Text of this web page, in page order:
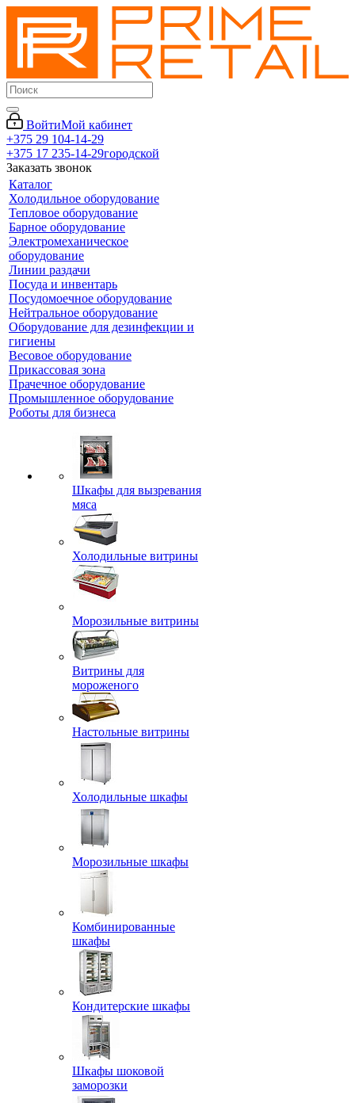
ВойтиМой кабинет
+375 29 104-14-29
+375 17 235-14-29городской
Заказать звонок
Каталог
Холодильное оборудование
Тепловое оборудование
Барное оборудование
Электромеханическое
оборудование
Линии раздачи
Посуда и инвентарь
Посудомоечное оборудование
Нейтральное оборудование
Оборудование для дезинфекции и
гигиены
Весовое оборудование
Прикассовая зона
Прачечное оборудование
Промышленное оборудование
Роботы для бизнеса
Шкафы для вызревания
мяса
Холодильные витрины
Морозильные витрины
Витрины для
мороженого
Настольные витрины
Холодильные шкафы
Морозильные шкафы
Комбинированные
шкафы
Кондитерские шкафы
Шкафы шоковой
заморозки